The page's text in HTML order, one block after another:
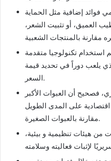
فوائد إضافية مثل الحماية
العميق، أو تثبيت الشعر،
استخدام تكنولوجيا متقدمة
يلعب دوراً في تحديد قيمة
السعر.
فصحيح أن العبوات الأكبر
اقتصادية على المدى الطويل
مقارنة بالعبوات الصغيرة.
هيئات تنظيمية و بيئية،